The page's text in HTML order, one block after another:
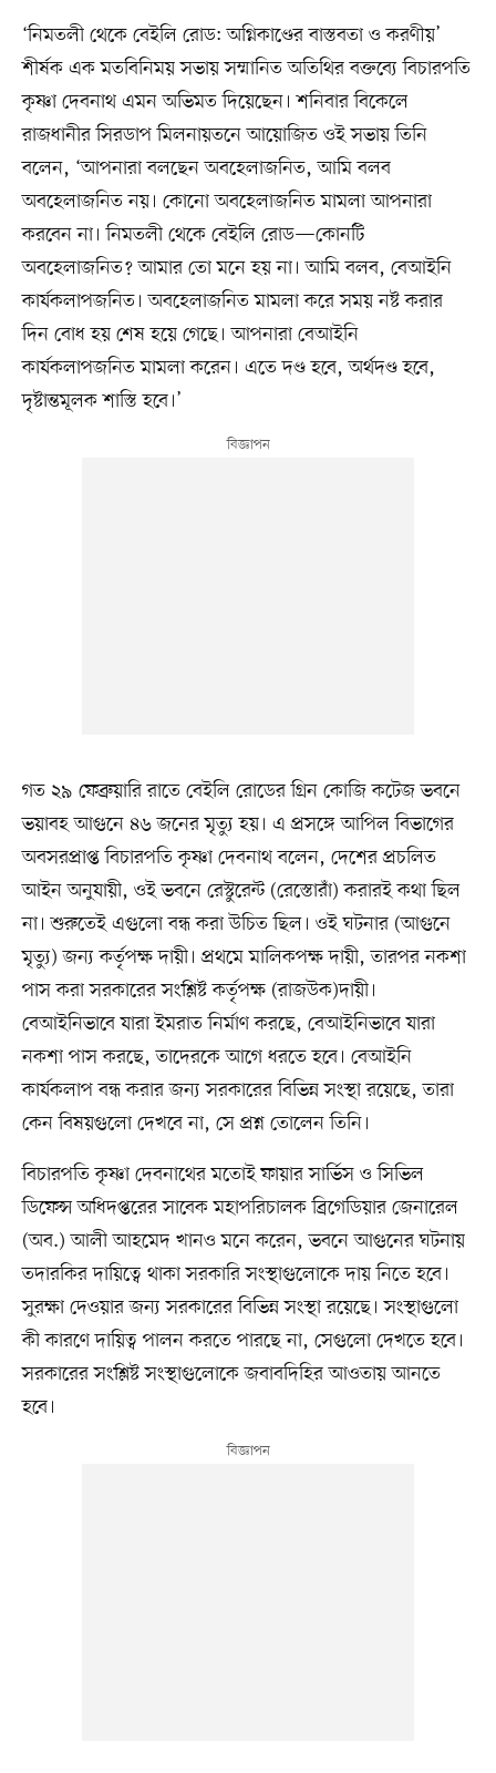
‘নিমতলী থেকে বেইলি রোড: অগ্নিকাণ্ডের বাস্তবতা ও করণীয়’
শীর্ষক এক মতবিনিময় সভায় সম্মানিত অতিথির বক্তব্যে বিচারপতি
কৃষ্ণা দেবনাথ এমন অভিমত দিয়েছেন। শনিবার বিকেলে
রাজধানীর সিরডাপ মিলনায়তনে আয়োজিত ওই সভায় তিনি
বলেন, ‘আপনারা বলছেন অবহেলাজনিত, আমি বলব
অবহেলাজনিত নয়। কোনো অবহেলাজনিত মামলা আপনারা
করবেন না। নিমতলী থেকে বেইলি রোড—কোনটি
অবহেলাজনিত? আমার তো মনে হয় না। আমি বলব, বেআইনি
কার্যকলাপজনিত। অবহেলাজনিত মামলা করে সময় নষ্ট করার
দিন বোধ হয় শেষ হয়ে গেছে। আপনারা বেআইনি
কার্যকলাপজনিত মামলা করেন। এতে দণ্ড হবে, অর্থদণ্ড হবে,
দৃষ্টান্তমূলক শাস্তি হবে।’
গত ২৯ ফেব্রুয়ারি রাতে বেইলি রোডের গ্রিন কোজি কটেজ ভবনে
ভয়াবহ আগুনে ৪৬ জনের মৃত্যু হয়। এ প্রসঙ্গে আপিল বিভাগের
অবসরপ্রাপ্ত বিচারপতি কৃষ্ণা দেবনাথ বলেন, দেশের প্রচলিত
আইন অনুযায়ী, ওই ভবনে রেস্টুরেন্ট (রেস্তোরাঁ) করারই কথা ছিল
না। শুরুতেই এগুলো বন্ধ করা উচিত ছিল। ওই ঘটনার (আগুনে
মৃত্যু) জন্য কর্তৃপক্ষ দায়ী। প্রথমে মালিকপক্ষ দায়ী, তারপর নকশা
পাস করা সরকারের সংশ্লিষ্ট কর্তৃপক্ষ (রাজউক)দায়ী।
বেআইনিভাবে যারা ইমরাত নির্মাণ করছে, বেআইনিভাবে যারা
নকশা পাস করছে, তাদেরকে আগে ধরতে হবে। বেআইনি
কার্যকলাপ বন্ধ করার জন্য সরকারের বিভিন্ন সংস্থা রয়েছে, তারা
কেন বিষয়গুলো দেখবে না, সে প্রশ্ন তোলেন তিনি।
বিচারপতি কৃষ্ণা দেবনাথের মতোই ফায়ার সার্ভিস ও সিভিল
ডিফেন্স অধিদপ্তরের সাবেক মহাপরিচালক ব্রিগেডিয়ার জেনারেল
(অব.) আলী আহমেদ খানও মনে করেন, ভবনে আগুনের ঘটনায়
তদারকির দায়িত্বে থাকা সরকারি সংস্থাগুলোকে দায় নিতে হবে।
সুরক্ষা দেওয়ার জন্য সরকারের বিভিন্ন সংস্থা রয়েছে। সংস্থাগুলো
কী কারণে দায়িত্ব পালন করতে পারছে না, সেগুলো দেখতে হবে।
সরকারের সংশ্লিষ্ট সংস্থাগুলোকে জবাবদিহির আওতায় আনতে
হবে।